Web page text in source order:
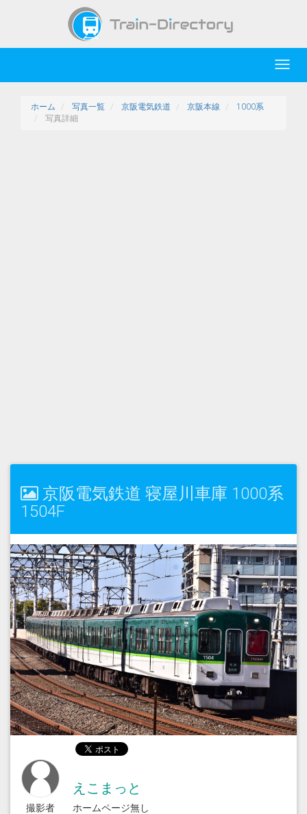
ホーム 写真一覧 京阪電気鉄道 京阪本線
1000系
写真詳細
京阪電気鉄道 寝屋川車庫 1000系
1504F
撮影者
えこまっと
ホームページ無し